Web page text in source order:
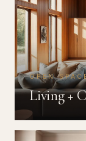
OPEN
Living +